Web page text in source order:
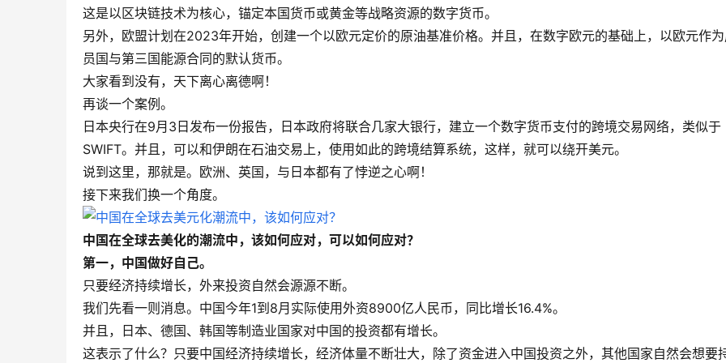
这是以区块链技术为核心，锚定本国货币或黄金等战略资源的数字货币。
另外，欧盟计划在2023年开始，创建一个以欧元定价的原油基准价格。并且，在数字欧元的基础上，以欧元作
员国与第三国能源合同的默认货币。
大家看到没有，天下离心离德啊！
再谈一个案例。
日本央行在9月3日发布一份报告，日本政府将联合几家大银行，建立一个数字货币支付的跨境交易网络，类似于
SWIFT。并且，可以和伊朗在石油交易上，使用如此的跨境结算系统，这样，就可以绕开美元。
说到这里，那就是。欧洲、英国，与日本都有了悖逆之心啊！
接下来我们换一个角度。
中国在全球去美化的潮流中，该如何应对，可以如何应对？
第一，中国做好自己。
只要经济持续增长，外来投资自然会源源不断。
我们先看一则消息。中国今年1到8月实际使用外资8900亿人民币，同比增长16.4%。
并且，日本、德国、韩国等制造业国家对中国的投资都有增长。
这表示了什么？只要中国经济持续增长，经济体量不断壮大，除了资金进入中国投资之外，其他国家自然会想要